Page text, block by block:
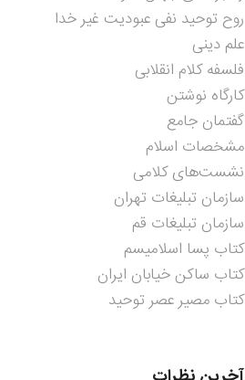
روح توحید نفی عبودیت غیر خدا
علم دینی
فلسفه کلام انقلابی
کارگاه نوشتن
گفتمان جامع
مشخصات اسلام
نشست‌های کلامی
سازمان تبلیغات تهران
سازمان تبلیغات قم
کتاب پسا اسلامیسم
کتاب ساکن خیابان ایران
کتاب مصیر عصر توحید